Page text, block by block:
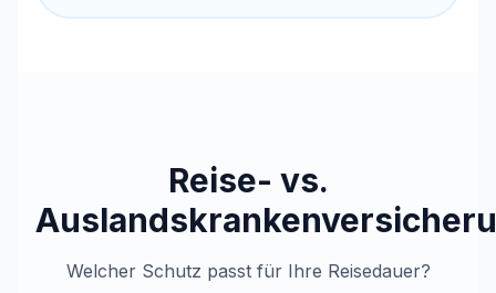
Reise- vs.
Welcher Schutz passt für Ihre Reisedauer?